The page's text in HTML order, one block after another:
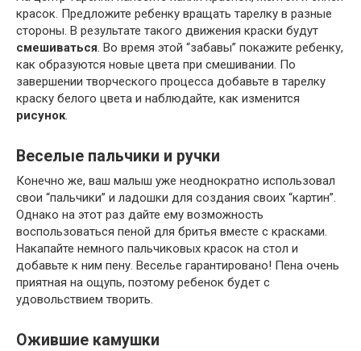
красок. Предложите ребенку вращать тарелку в разные
стороны. В результате такого движения краски будут
смешиваться. Во время этой “забавы” покажите ребенку,
как образуются новые цвета при смешивании. По
завершении творческого процесса добавьте в тарелку
краску белого цвета и наблюдайте, как изменится
рисунок.
Веселые пальчики и ручки
Конечно же, ваш малыш уже неоднократно использовал
свои “пальчики” и ладошки для создания своих “картин”.
Однако на этот раз дайте ему возможность
воспользоваться пеной для бритья вместе с красками.
Накапайте немного пальчиковых красок на стол и
добавьте к ним пену. Веселье гарантировано! Пена очень
приятная на ощупь, поэтому ребенок будет с
удовольствием творить.
Ожившие камушки